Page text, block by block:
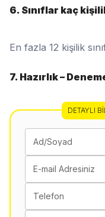
6. Sınıflar kaç
En fazla 12 kişilik
7. Hazırlık –
DETAYLI
Ad/Soyad
E-mail Adresiniz
Telefon